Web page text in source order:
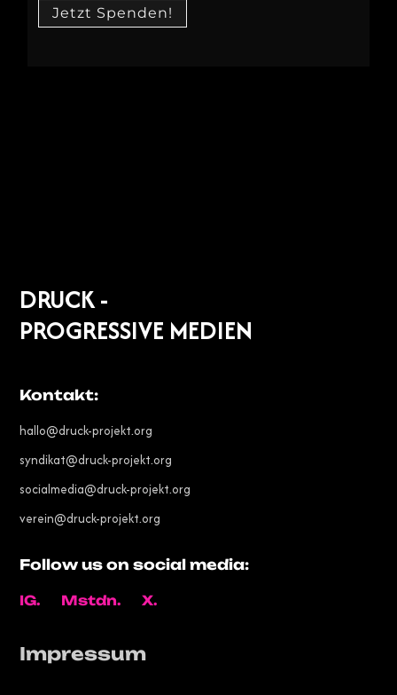
Jetzt Spenden!
DRUCK -
PROGRESSIVE MEDIEN
Kontakt:
hallo@druck-projekt.org
syndikat@druck-projekt.org
socialmedia@druck-projekt.org
verein@druck-projekt.org
Follow us on social media:
IG. Mstdn. X.
Impressum